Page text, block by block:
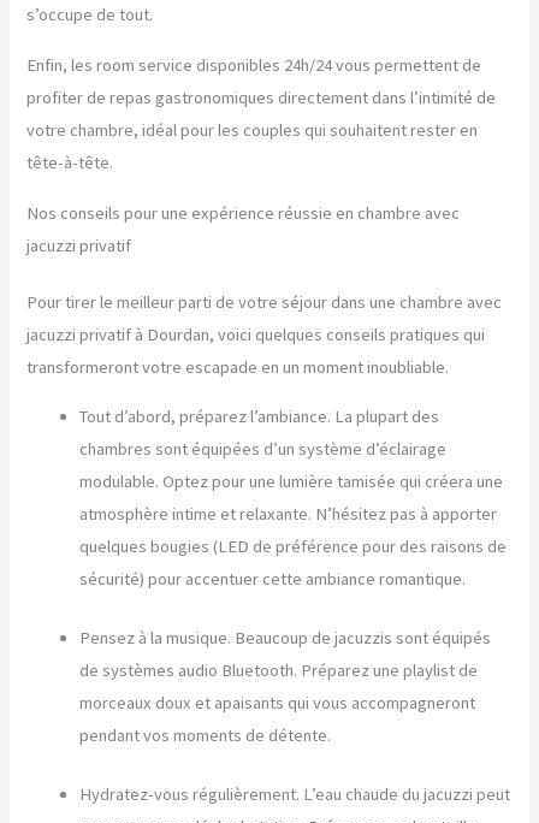
s’occupe de tout.
Enfin, les room service disponibles 24h/24 vous permettent de
profiter de repas gastronomiques directement dans l’intimité de
votre chambre, idéal pour les couples qui souhaitent rester en
tête-à-tête.
Nos conseils pour une expérience réussie en chambre avec
jacuzzi privatif
Pour tirer le meilleur parti de votre séjour dans une chambre avec
jacuzzi privatif à Dourdan, voici quelques conseils pratiques qui
transformeront votre escapade en un moment inoubliable.
Tout d’abord, préparez l’ambiance. La plupart des
chambres sont équipées d’un système d’éclairage
modulable. Optez pour une lumière tamisée qui créera une
atmosphère intime et relaxante. N’hésitez pas à apporter
quelques bougies (LED de préférence pour des raisons de
sécurité) pour accentuer cette ambiance romantique.
Pensez à la musique. Beaucoup de jacuzzis sont équipés
de systèmes audio Bluetooth. Préparez une playlist de
morceaux doux et apaisants qui vous accompagneront
pendant vos moments de détente.
Hydratez-vous régulièrement. L’eau chaude du jacuzzi peut